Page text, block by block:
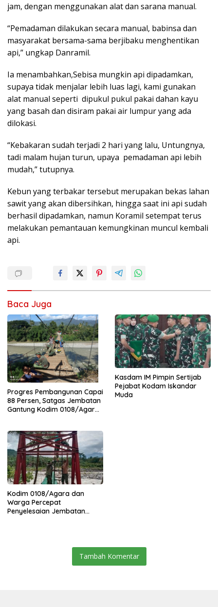
jam, dengan menggunakan alat dan sarana manual.
“Pemadaman dilakukan secara manual, babinsa dan
masyarakat bersama-sama berjibaku menghentikan
api,” ungkap Danramil.
Ia menambahkan,Sebisa mungkin api dipadamkan,
supaya tidak menjalar lebih luas lagi, kami gunakan
alat manual seperti dipukul pukul pakai dahan kayu
yang basah dan disiram pakai air lumpur yang ada
dilokasi.
“Kebakaran sudah terjadi 2 hari yang lalu, Untungnya,
tadi malam hujan turun, upaya pemadaman api lebih
mudah,” tutupnya.
Kebun yang terbakar tersebut merupakan bekas lahan
sawit yang akan dibersihkan, hingga saat ini api sudah
berhasil dipadamkan, namun Koramil setempat terus
melakukan pemantauan kemungkinan muncul kembali
api.
Baca Juga
Progres Pembangunan Capai
88 Persen, Satgas Jembatan
Gantung Kodim 0108/Agara
Kasdam IM Pimpin Sertijab
Pejabat Kodam Iskandar
Muda
Kodim 0108/Agara dan
Warga Percepat
Penyelesaian Jembatan
Tambah Komentar